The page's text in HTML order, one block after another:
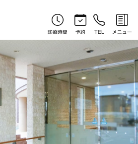
診療時間 予約 TEL メニュー